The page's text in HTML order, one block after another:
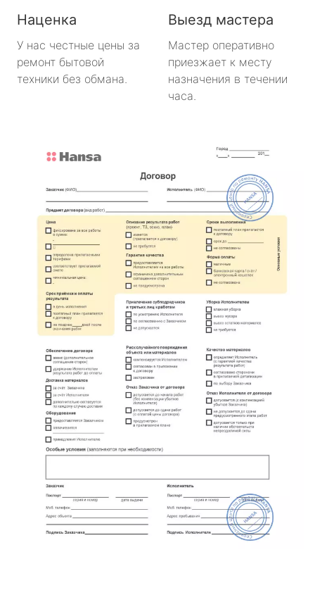
Наценка
У нас честные цены за
ремонт бытовой
техники без обмана.
Выезд мастера
Мастер оперативно
приезжает к месту
назначения в течении
часа.